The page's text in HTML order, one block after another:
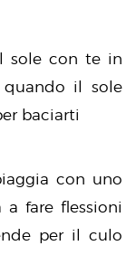
sole con te in
il sole
baciarti
con uno
fare flessioni
per il culo